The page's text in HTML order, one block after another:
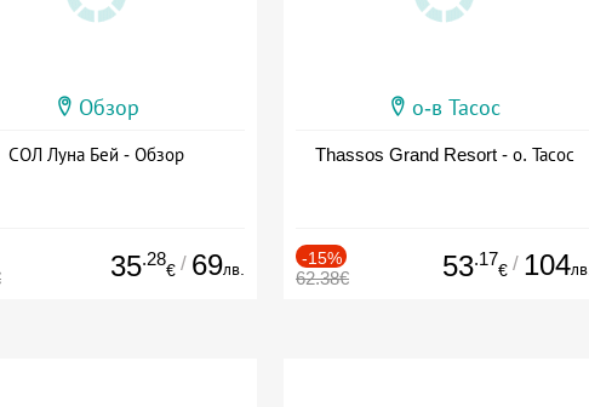
Обзор
СОЛ Луна Бей - Обзор
35.28
€ / 69лв.
о-в Тасос
Thassos Grand Resort - о. Тасос
-15%
62.38€ 53.17
€ / 104лв.